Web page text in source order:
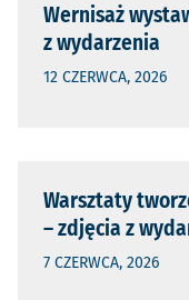
Wernisaż
z wydarzenia
12 CZERWCA, 2026
Warsztaty
– zdjęcia z
7 CZERWCA, 2026